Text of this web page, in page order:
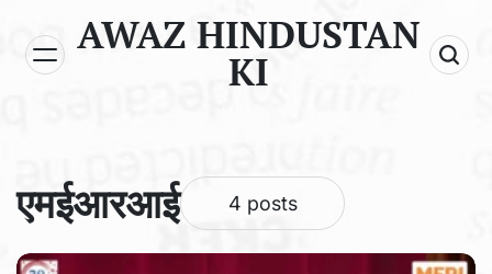
content
AWAZ HINDUSTAN
KI
एमईआरआई 4 posts